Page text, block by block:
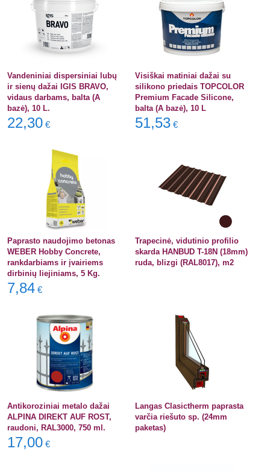
Vandeniniai dispersiniai lubų
ir sienų dažai IGIS BRAVO,
vidaus darbams, balta (A
bazė), 10 L.
22,30 €
Visiškai matiniai dažai su
silikono priedais TOPCOLOR
Premium Facade Silicone,
balta (A bazė), 10 L
51,53 €
Paprasto naudojimo betonas
WEBER Hobby Concrete,
rankdarbiams ir įvairiems
dirbinių liejiniams, 5 Kg.
7,84 €
Trapecinė, vidutinio profilio
skarda HANBUD T-18N (18mm)
ruda, blizgi (RAL8017), m2
Antikoroziniai metalo dažai
ALPINA DIREKT AUF ROST,
raudoni, RAL3000, 750 ml.
17,00 €
Langas Clasictherm paprasta
varčia riešuto sp. (24mm
paketas)